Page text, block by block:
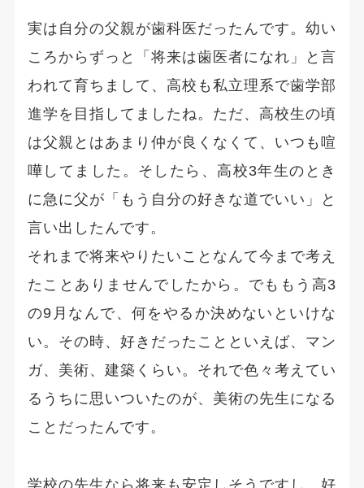
実は自分の父親が歯科医だったんです。幼い
ころからずっと「将来は歯医者になれ」と言
われて育ちまして、高校も私立理系で歯学部
進学を目指してましたね。ただ、高校生の頃
は父親とはあまり仲が良くなくて、いつも喧
嘩してました。そしたら、高校3年生のとき
に急に父が「もう自分の好きな道でいい」と
言い出したんです。
それまで将来やりたいことなんて今まで考え
たことありませんでしたから。でももう高3
の9月なんで、何をやるか決めないといけな
い。その時、好きだったことといえば、マン
ガ、美術、建築くらい。それで色々考えてい
るうちに思いついたのが、美術の先生になる
ことだったんです。
学校の先生なら将来も安定しそうですし、好